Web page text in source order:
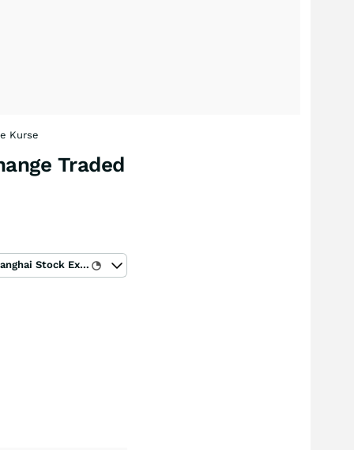
Kurse
Traded
Shanghai Stock Exchange